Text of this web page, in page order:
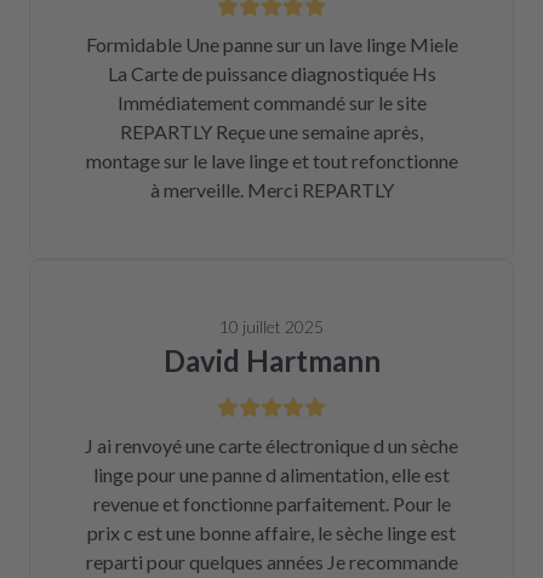
Formidable Une panne sur un lave linge Miele
La Carte de puissance diagnostiquée Hs
Immédiatement commandé sur le site
REPARTLY Reçue une semaine après,
montage sur le lave linge et tout refonctionne
à merveille. Merci REPARTLY
10 juillet 2025
David Hartmann
J ai renvoyé une carte électronique d un sèche
linge pour une panne d alimentation, elle est
revenue et fonctionne parfaitement. Pour le
prix c est une bonne affaire, le sèche linge est
reparti pour quelques années Je recommande